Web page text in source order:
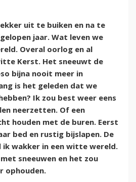
uit te buiken en na te
jaar. Wat leven we
Overal oorlog en al
Kerst. Het sneeuwt de
bijna nooit meer in
is het geleden dat we
Ik zou best weer eens
neerzetten. Of een
houden met de buren. Eerst
bed en rustig bijslapen. De
ik wakker in een witte wereld.
sneeuwen en het zou
ophouden.